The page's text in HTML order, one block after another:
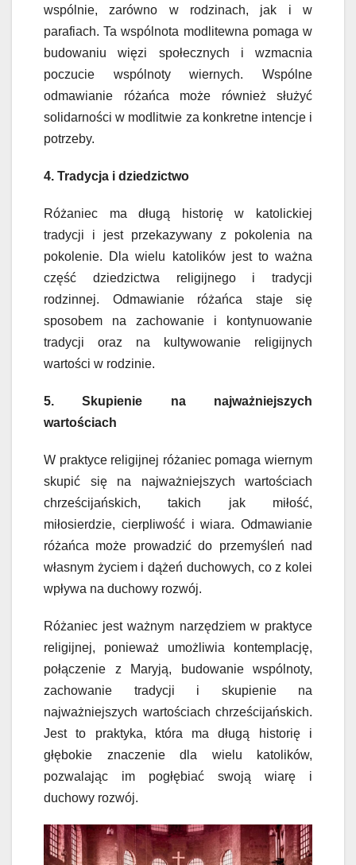
wspólnie, zarówno w rodzinach, jak i w
parafiach. Ta wspólnota modlitewna pomaga w
budowaniu więzi społecznych i wzmacnia
poczucie wspólnoty wiernych. Wspólne
odmawianie różańca może również służyć
solidarności w modlitwie za konkretne intencje i
potrzeby.
4. Tradycja i dziedzictwo
Różaniec ma długą historię w katolickiej
tradycji i jest przekazywany z pokolenia na
pokolenie. Dla wielu katolików jest to ważna
część dziedzictwa religijnego i tradycji
rodzinnej. Odmawianie różańca staje się
sposobem na zachowanie i kontynuowanie
tradycji oraz na kultywowanie religijnych
wartości w rodzinie.
5. Skupienie na najważniejszych
wartościach
W praktyce religijnej różaniec pomaga wiernym
skupić się na najważniejszych wartościach
chrześcijańskich, takich jak miłość,
miłosierdzie, cierpliwość i wiara. Odmawianie
różańca może prowadzić do przemyśleń nad
własnym życiem i dążeń duchowych, co z kolei
wpływa na duchowy rozwój.
Różaniec jest ważnym narzędziem w praktyce
religijnej, ponieważ umożliwia kontemplację,
połączenie z Maryją, budowanie wspólnoty,
zachowanie tradycji i skupienie na
najważniejszych wartościach chrześcijańskich.
Jest to praktyka, która ma długą historię i
głębokie znaczenie dla wielu katolików,
pozwalając im pogłębiać swoją wiarę i
duchowy rozwój.